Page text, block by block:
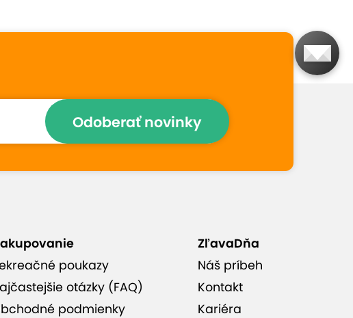
Víkend plný farieb, fantázie
a krásy, výsledok vám
Lektorka s dlhoročnými
skúsenosťami vo vedení
kurzov
Odoberať novinky
poukazy
otázky (FAQ)
podmienky
ZľavaDňa
Náš príbeh
Kontakt
Kariéra